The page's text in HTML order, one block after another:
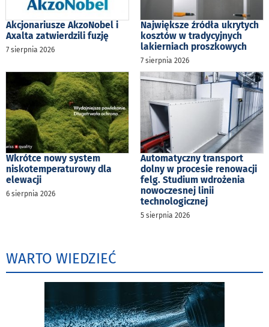
Akcjonariusze AkzoNobel i
Axalta zatwierdzili fuzję
7 sierpnia 2026
Największe źródła ukrytych
kosztów w tradycyjnych
lakierniach proszkowych
7 sierpnia 2026
Wkrótce nowy system
niskotemperaturowy dla
elewacji
6 sierpnia 2026
Automatyczny transport
dolny w procesie renowacji
felg. Studium wdrożenia
nowoczesnej linii
technologicznej
5 sierpnia 2026
WARTO WIEDZIEĆ